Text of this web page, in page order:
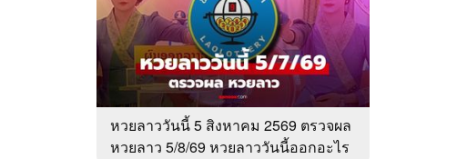
หวยลาววันนี้ 5 สิงหาคม 2569 ตรวจผล
หวยลาว 5/8/69 หวยลาววันนี้ออกอะไร